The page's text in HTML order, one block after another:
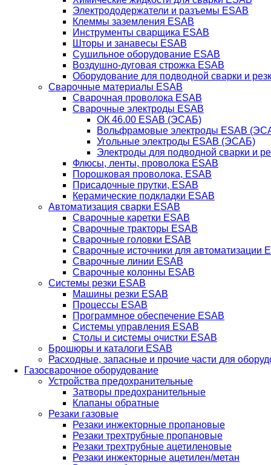
Электрододержатели и разъемы ESAB
Клеммы заземления ESAB
Инструменты сварщика ESAB
Шторы и занавесы ESAB
Сушильное оборудование ESAB
Воздушно-дуговая строжка ESAB
Оборудование для подводной сварки и
Сварочные материалы ESAB
Сварочная проволока ESAB
Сварочные электроды ESAB
ОК 46.00 ESAB (ЭСАБ)
Вольфрамовые электроды ESAB
Угольные электроды ESAB (ЭСАБ)
Электроды для подводной сварки и
Флюсы, ленты, проволока ESAB
Порошковая проволока, ESAB
Присадочные прутки, ESAB
Керамические подкладки ESAB
Автоматизация сварки ESAB
Сварочные каретки ESAB
Сварочные тракторы ESAB
Сварочные головки ESAB
Сварочные источники для автоматизации
Сварочные линии ESAB
Сварочные колонны ESAB
Системы резки ESAB
Машины резки ESAB
Процессы ESAB
Программное обеспечение ESAB
Системы управления ESAB
Столы и системы очистки ESAB
Брошюры и каталоги ESAB
Расходные, запасные и прочие части для
Газосварочное оборудование
Устройства предохранительные
Затворы предохранительные
Клапаны обратные
Резаки газовые
Резаки инжекторные пропановые
Резаки трехтрубные пропановые
Резаки трехтрубные ацетиленовые
Резаки инжекторные ацетилен/метан